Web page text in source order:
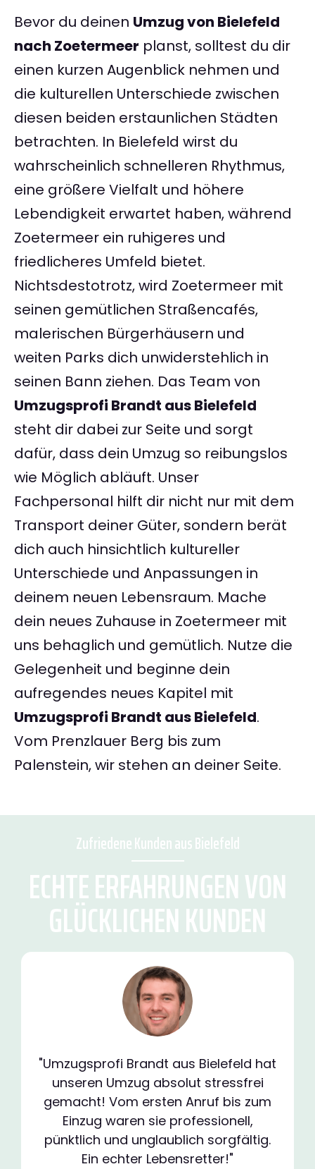
Bevor du deinen Umzug von Bielefeld
nach Zoetermeer planst, solltest du dir
einen kurzen Augenblick nehmen und
die kulturellen Unterschiede zwischen
diesen beiden erstaunlichen Städten
betrachten. In Bielefeld wirst du
wahrscheinlich schnelleren Rhythmus,
eine größere Vielfalt und höhere
Lebendigkeit erwartet haben, während
Zoetermeer ein ruhigeres und
friedlicheres Umfeld bietet.
Nichtsdestotrotz, wird Zoetermeer mit
seinen gemütlichen Straßencafés,
malerischen Bürgerhäusern und
weiten Parks dich unwiderstehlich in
seinen Bann ziehen. Das Team von
Umzugsprofi Brandt aus Bielefeld
steht dir dabei zur Seite und sorgt
dafür, dass dein Umzug so reibungslos
wie Möglich abläuft. Unser
Fachpersonal hilft dir nicht nur mit dem
Transport deiner Güter, sondern berät
dich auch hinsichtlich kultureller
Unterschiede und Anpassungen in
deinem neuen Lebensraum. Mache
dein neues Zuhause in Zoetermeer mit
uns behaglich und gemütlich. Nutze die
Gelegenheit und beginne dein
aufregendes neues Kapitel mit
Umzugsprofi Brandt aus Bielefeld.
Vom Prenzlauer Berg bis zum
Palenstein, wir stehen an deiner Seite.
Zufriedene Kunden aus Bielefeld
ECHTE ERFAHRUNGEN VON
GLÜCKLICHEN KUNDEN
"Umzugsprofi Brandt aus Bielefeld hat
unseren Umzug absolut stressfrei
gemacht! Vom ersten Anruf bis zum
Einzug waren sie professionell,
pünktlich und unglaublich sorgfältig.
Ein echter Lebensretter!"